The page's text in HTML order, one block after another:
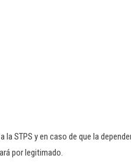
STPS y en caso de que la
por legitimado.